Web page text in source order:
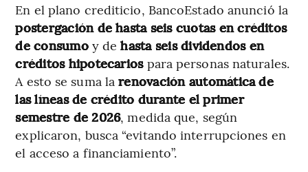
En el plano crediticio, BancoEstado anunció la
postergación de hasta seis cuotas en créditos
de consumoy dehasta seis dividendos en
créditos hipotecariospara personas naturales.
A esto se suma larenovación automática de
las líneas de crédito durante el primer
semestre de 2026, medida que, según
explicaron, busca “evitando interrupciones en
el acceso a financiamiento”.